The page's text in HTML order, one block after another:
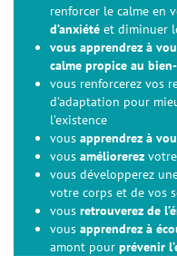
renforcer le calme en
d’anxiété et diminuer
vous apprendrez à
calme propice au
vous renforcerez vos
d’adaptation pour
l’existence
vous apprendrez à
vous améliorerez
vous développerez
votre corps et de vos
vous retrouverez de
vous apprendrez à
amont pour prévenir